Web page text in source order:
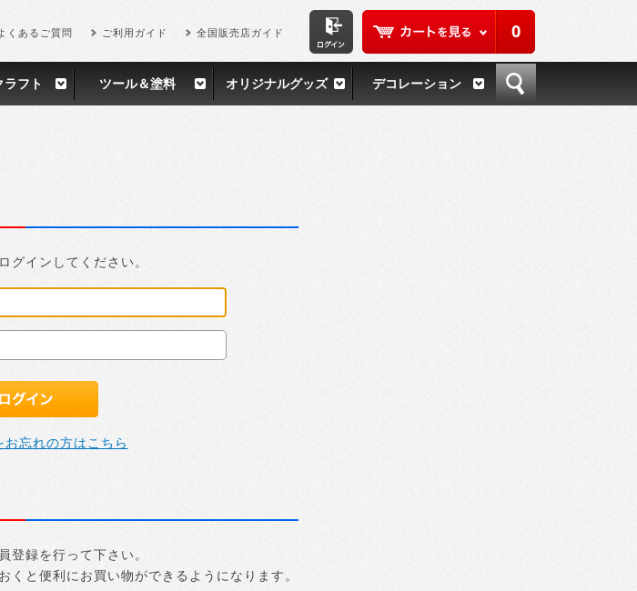
0
くあるご質問 ご利用ガイド 全国販売店ガイド
ラフト ツール＆塗料 オリジナルグッズ デコレーション
グインしてください。
忘れの方はこちら
登録を行って下さい。
と便利にお買い物ができるようになります。